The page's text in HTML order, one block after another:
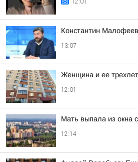
12:01
Константин
13:07
Женщина и ее
12:01
Мать выпала из окна
12:14